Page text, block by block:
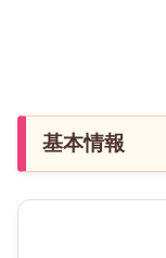
基本情報